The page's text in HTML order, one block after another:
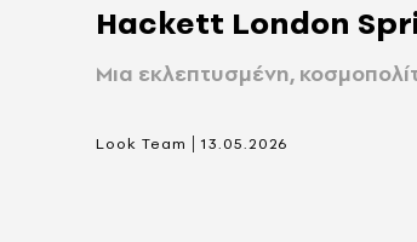
Hackett London
Mια εκλεπτυσμένη,
Look Team | 13.05.2026